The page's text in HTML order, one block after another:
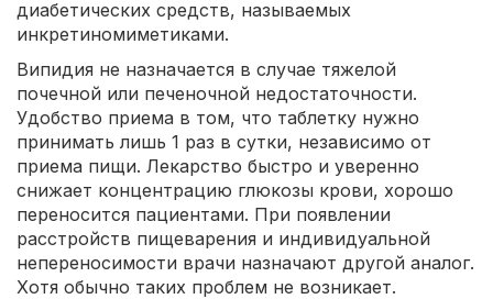
диабетических средств, называемых
инкретиномиметиками.
Випидия не назначается в случае тяжелой
почечной или печеночной недостаточности.
Удобство приема в том, что таблетку нужно
принимать лишь 1 раз в сутки, независимо от
приема пищи. Лекарство быстро и уверенно
снижает концентрацию глюкозы крови, хорошо
переносится пациентами. При появлении
расстройств пищеварения и индивидуальной
непереносимости врачи назначают другой аналог.
Хотя обычно таких проблем не возникает.